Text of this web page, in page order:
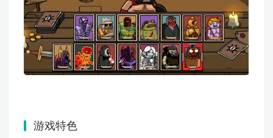
游戏特色